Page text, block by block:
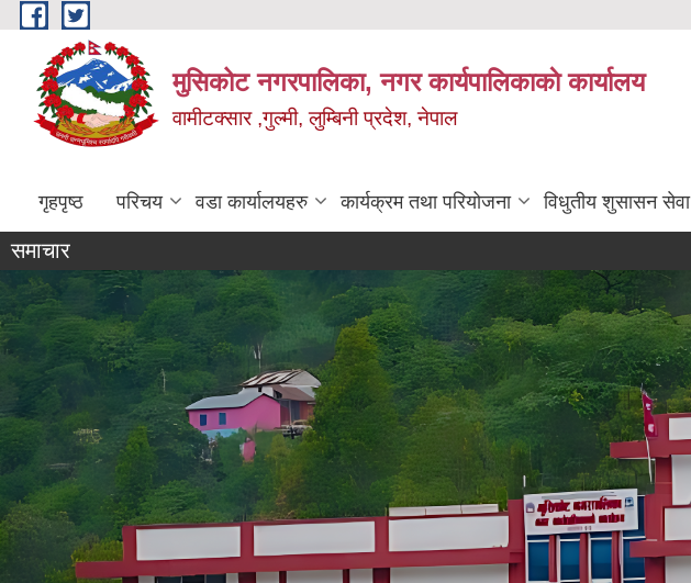
Skip to main content
मुसिकोट नगरपालिका, नगर कार्यपालिकाकाे कार्यालय
वामीटक्सार ,गुल्मी, लुम्बिनी प्रदेश, नेपाल
गृहपृष्ठ परिचय वडा कार्यालयहरु कार्यक्रम तथा परियोजना विधुतीय शुसासन सेवा
समाचार